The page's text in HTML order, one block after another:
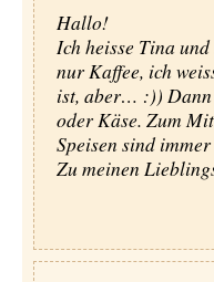
Hallo!
Ich heisse Tina
nur Kaffee, ich
ist, aber… :)) Dann
oder Käse. Zum
Speisen sind
Zu meinen